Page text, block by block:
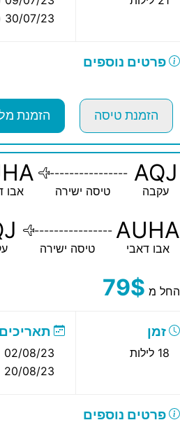
30/07/23 (א')
פרטים נוספים
הזמנת טיסה הזמנת
AQJ
עקבה
----------------
טיסה ישירה
אבו
AUHA
אבו דאבי
----------------
טיסה ישירה
החל מ 79$
זמן
18 לילות
תאריכים
02/08/23 (ד')
20/08/23 (א')
פרטים נוספים